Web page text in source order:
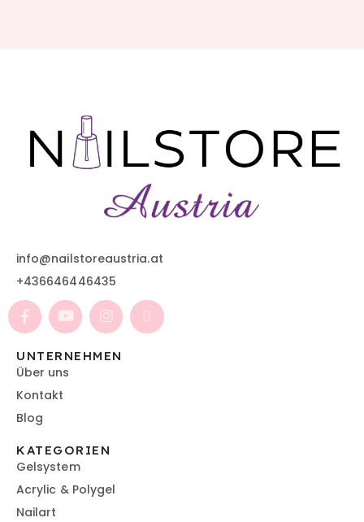
info@nailstoreaustria.at
+436646446435
UNTERNEHMEN
Über uns
Kontakt
Blog
KATEGORIEN
Gelsystem
Acrylic & Polygel
Nailart